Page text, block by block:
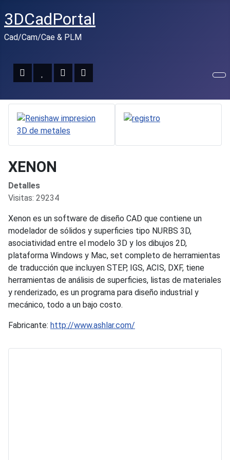
3DCadPortal
Cad/Cam/Cae & PLM
XENON
Detalles
Visitas: 29234
Xenon es un software de diseño CAD que contiene un
modelador de sólidos y superficies tipo NURBS 3D,
asociatividad entre el modelo 3D y los dibujos 2D,
plataforma Windows y Mac, set completo de herramientas
de traducción que incluyen STEP, IGS, ACIS, DXF, tiene
herramientas de análisis de superficies, listas de materiales
y renderizado, es un programa para diseño industrial y
mecánico, todo a un bajo costo.
Fabricante: http://www.ashlar.com/